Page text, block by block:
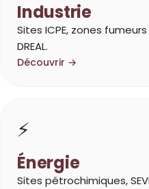
Industrie
Sites ICPE, zones
DREAL.
Découvrir →
⚡
Énergie
Sites pétrochimiques,